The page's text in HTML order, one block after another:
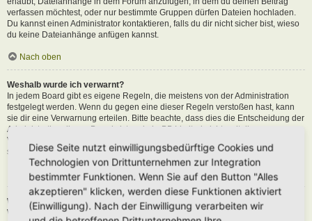
verfassen möchtest, oder nur bestimmte Gruppen dürfen Dateien hochladen.
Du kannst einen Administrator kontaktieren, falls du dir nicht sicher bist, wieso
du keine Dateianhänge anfügen kannst.
Nach oben
Weshalb wurde ich verwarnt?
In jedem Board gibt es eigene Regeln, die meistens von der Administration
festgelegt werden. Wenn du gegen eine dieser Regeln verstoßen hast, kann
sie dir eine Verwarnung erteilen. Bitte beachte, dass dies die Entscheidung der
Administration dieses Boards ist und phpBB Limited nichts mit dieser
Verwarnung zu tun hat. Kontaktiere einen Administrator, sofern du die nicht
sicher bist, wieso du verwarnt wurdest.
Nach oben
Wie kann ich Beiträge den Moderatoren melden?
Wenn ein Administrator die entsprechenden Berechtigungen vergeben hat,
Diese Seite nutzt einwilligungsbedürftige Cookies und
Technologien von Drittunternehmen zur Integration
bestimmter Funktionen. Wenn Sie auf den Button "Alles
akzeptieren" klicken, werden diese Funktionen aktiviert
(Einwilligung). Nach der Einwilligung verarbeiten wir